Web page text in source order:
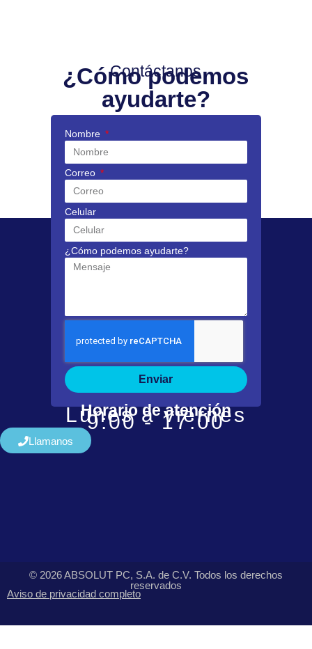
Contáctanos
¿Cómo podemos
ayudarte?
Nombre
Correo
Celular
¿Cómo podemos ayudarte?
Enviar
Horario de atención
Lunes a viernes
9:00 - 17:00
Llamanos
© 2026 ABSOLUT PC, S.A. de C.V. Todos los derechos
reservados
Aviso de privacidad completo